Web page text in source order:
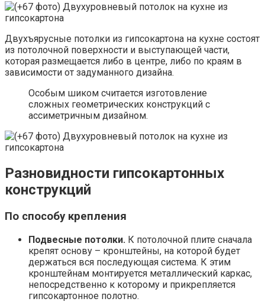
Двухъярусные потолки из гипсокартона на кухне состоят
из потолочной поверхности и выступающей части,
которая размещается либо в центре, либо по краям в
зависимости от задуманного дизайна.
Особым шиком считается изготовление
сложных геометрических конструкций с
ассиметричным дизайном.
Разновидности гипсокартонных
конструкций
По способу крепления
Подвесные потолки. К потолочной плите сначала
крепят основу – кронштейны, на которой будет
держаться вся последующая система. К этим
кронштейнам монтируется металлический каркас,
непосредственно к которому и прикрепляется
гипсокартонное полотно.